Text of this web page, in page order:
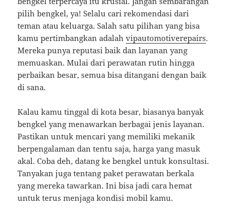
pilih bengkel, ya! Selalu cari rekomendasi dari
teman atau keluarga. Salah satu pilihan yang bisa
kamu pertimbangkan adalahvipautomotiverepairs.
Mereka punya reputasi baik dan layanan yang
memuaskan. Mulai dari perawatan rutin hingga
perbaikan besar, semua bisa ditangani dengan baik
di sana.
Kalau kamu tinggal di kota besar, biasanya banyak
bengkel yang menawarkan berbagai jenis layanan.
Pastikan untuk mencari yang memiliki mekanik
berpengalaman dan tentu saja, harga yang masuk
akal. Coba deh, datang ke bengkel untuk konsultasi.
Tanyakan juga tentang paket perawatan berkala
yang mereka tawarkan. Ini bisa jadi cara hemat
untuk terus menjaga kondisi mobil kamu.